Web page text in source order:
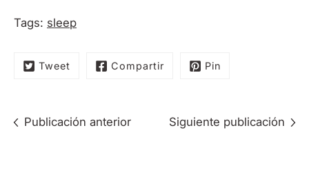
Tags: sleep
Tweet Compartir Pin
Publicación anterior Siguiente publicación